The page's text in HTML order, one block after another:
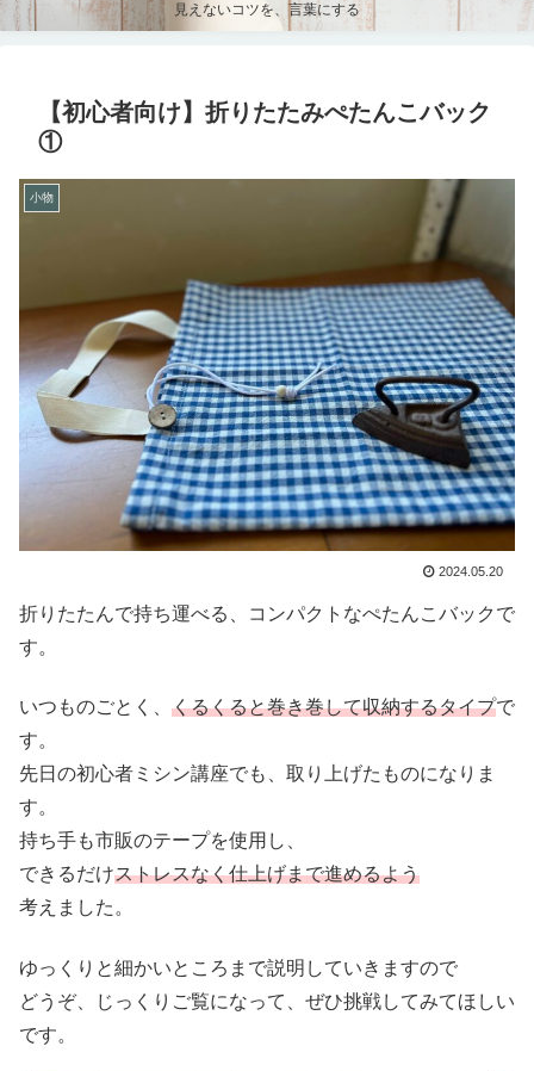
見えないコツを、言葉にする
【初心者向け】折りたたみぺたんこバック
①
小物
2024.05.20
折りたたんで持ち運べる、コンパクトなぺたんこバックで
す。
いつものごとく、 くるくると巻き巻して収納するタイプで
す。
先日の初心者ミシン講座でも、取り上げたものになりま
す。
持ち手も市販のテープを使用し、
できるだけストレスなく仕上げまで進めるよう
考えました。
ゆっくりと細かいところまで説明していきますので
どうぞ、じっくりご覧になって、ぜひ挑戦してみてほしい
です。